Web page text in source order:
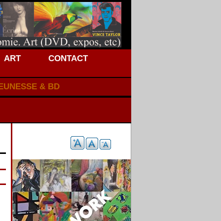
ART CONTACT
& BD